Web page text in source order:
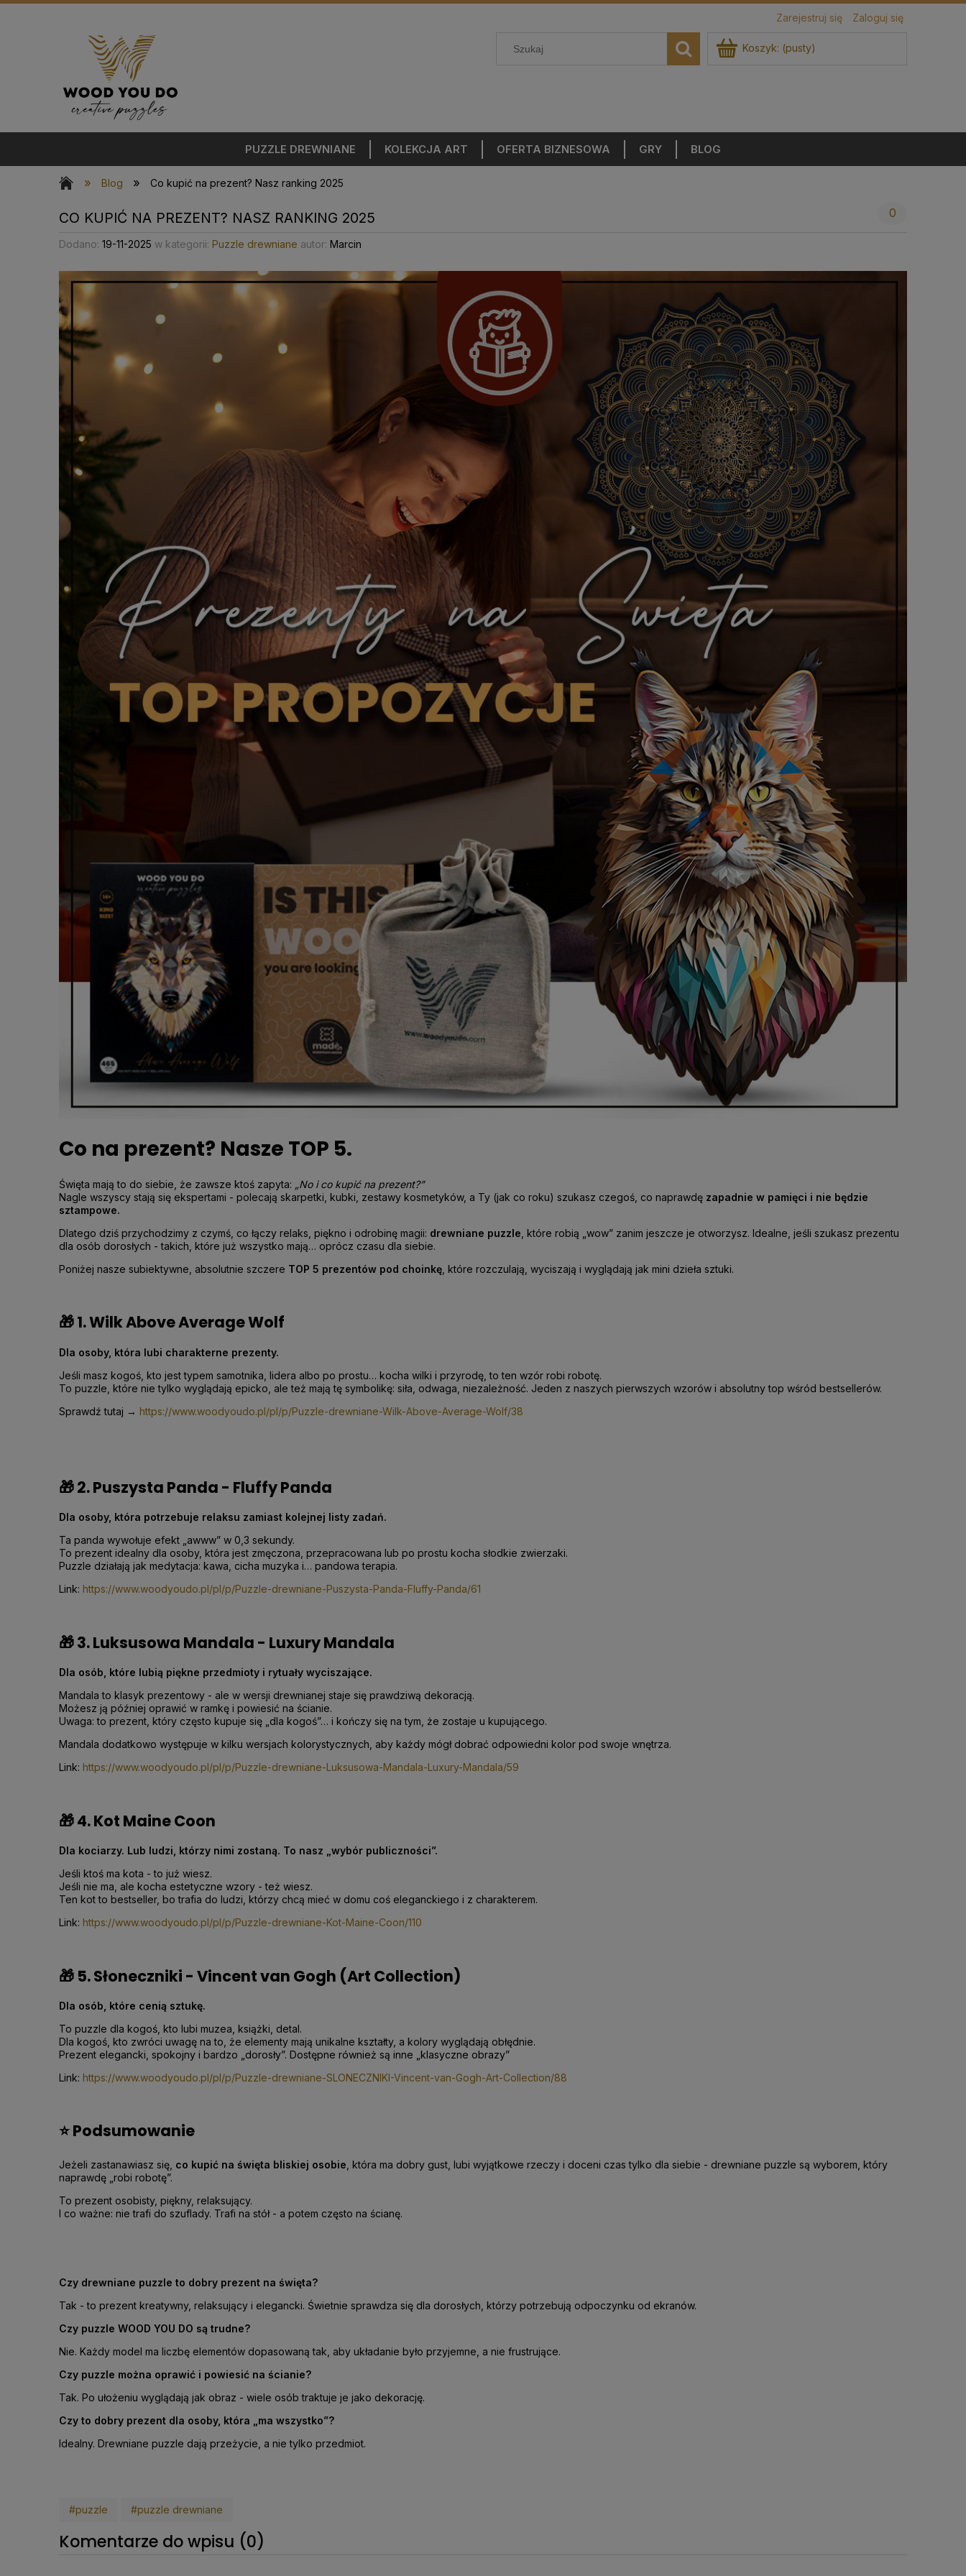
Zarejestruj się Zaloguj się
Koszyk: (pusty)
PUZZLE DREWNIANE KOLEKCJA ART OFERTA BIZNESOWA GRY BLOG
» Blog » Co kupić na prezent? Nasz ranking 2025
CO KUPIĆ NA PREZENT? NASZ RANKING 2025 0
Dodano: 19-11-2025 w kategorii: Puzzle drewniane autor: Marcin
Co na prezent? Nasze TOP 5.
Święta mają to do siebie, że zawsze ktoś zapyta: „No i co kupić na prezent?”
Nagle wszyscy stają się ekspertami - polecają skarpetki, kubki, zestawy kosmetyków, a Ty (jak co roku) szukasz czegoś, co naprawdę zapadnie w pamięci i nie będzie
sztampowe.
Dlatego dziś przychodzimy z czymś, co łączy relaks, piękno i odrobinę magii: drewniane puzzle , które robią „wow” zanim jeszcze je otworzysz. Idealne, jeśli szukasz prezentu
dla osób dorosłych - takich, które już wszystko mają… oprócz czasu dla siebie.
Poniżej nasze subiektywne, absolutnie szczere TOP 5 prezentów pod choinkę , które rozczulają, wyciszają i wyglądają jak mini dzieła sztuki.
🎁1. Wilk Above Average Wolf
Dla osoby, która lubi charakterne prezenty.
Jeśli masz kogoś, kto jest typem samotnika, lidera albo po prostu… kocha wilki i przyrodę, to ten wzór robi robotę.
To puzzle, które nie tylko wyglądają epicko, ale też mają tę symbolikę: siła, odwaga, niezależność. Jeden z naszych pierwszych wzorów i absolutny top wśród bestsellerów.
Sprawdź tutaj → https://www.woodyoudo.pl/pl/p/Puzzle-drewniane-Wilk-Above-Average-Wolf/38
🎁 2. Puszysta Panda - Fluffy Panda
Dla osoby, która potrzebuje relaksu zamiast kolejnej listy zadań.
Ta panda wywołuje efekt „awww” w 0,3 sekundy.
To prezent idealny dla osoby, która jest zmęczona, przepracowana lub po prostu kocha słodkie zwierzaki.
Puzzle działają jak medytacja: kawa, cicha muzyka i… pandowa terapia.
Link: https://www.woodyoudo.pl/pl/p/Puzzle-drewniane-Puszysta-Panda-Fluffy-Panda/61
🎁 3. Luksusowa Mandala - Luxury Mandala
Dla osób, które lubią piękne przedmioty i rytuały wyciszające.
Mandala to klasyk prezentowy - ale w wersji drewnianej staje się prawdziwą dekoracją.
Możesz ją później oprawić w ramkę i powiesić na ścianie.
Uwaga: to prezent, który często kupuje się „dla kogoś”… i kończy się na tym, że zostaje u kupującego.
Mandala dodatkowo występuje w kilku wersjach kolorystycznych, aby każdy mógł dobrać odpowiedni kolor pod swoje wnętrza.
Link: https://www.woodyoudo.pl/pl/p/Puzzle-drewniane-Luksusowa-Mandala-Luxury-Mandala/59
🎁 4. Kot Maine Coon
Dla kociarzy. Lub ludzi, którzy nimi zostaną. To nasz „wybór publiczności”.
Jeśli ktoś ma kota - to już wiesz.
Jeśli nie ma, ale kocha estetyczne wzory - też wiesz.
Ten kot to bestseller, bo trafia do ludzi, którzy chcą mieć w domu coś eleganckiego i z charakterem.
Link: https://www.woodyoudo.pl/pl/p/Puzzle-drewniane-Kot-Maine-Coon/110
🎁 5. Słoneczniki - Vincent van Gogh (Art Collection)
Dla osób, które cenią sztukę.
To puzzle dla kogoś, kto lubi muzea, książki, detal.
Dla kogoś, kto zwróci uwagę na to, że elementy mają unikalne kształty, a kolory wyglądają obłędnie.
Prezent elegancki, spokojny i bardzo „dorosły”. Dostępne również są inne „klasyczne obrazy”
Link: https://www.woodyoudo.pl/pl/p/Puzzle-drewniane-SLONECZNIKI-Vincent-van-Gogh-Art-Collection/88
⭐Podsumowanie
Jeżeli zastanawiasz się, co kupić na święta bliskiej osobie , która ma dobry gust, lubi wyjątkowe rzeczy i doceni czas tylko dla siebie - drewniane puzzle są wyborem, który
naprawdę „robi robotę”.
To prezent osobisty, piękny, relaksujący.
I co ważne: nie trafi do szuflady. Trafi na stół - a potem często na ścianę.
Czy drewniane puzzle to dobry prezent na święta?
Tak - to prezent kreatywny, relaksujący i elegancki. Świetnie sprawdza się dla dorosłych, którzy potrzebują odpoczynku od ekranów.
Czy puzzle WOOD YOU DO są trudne?
Nie. Każdy model ma liczbę elementów dopasowaną tak, aby układanie było przyjemne, a nie frustrujące.
Czy puzzle można oprawić i powiesić na ścianie?
Tak. Po ułożeniu wyglądają jak obraz - wiele osób traktuje je jako dekorację.
Czy to dobry prezent dla osoby, która „ma wszystko”?
Idealny. Drewniane puzzle dają przeżycie, a nie tylko przedmiot.
#puzzle #puzzle drewniane
Komentarze do wpisu (0)